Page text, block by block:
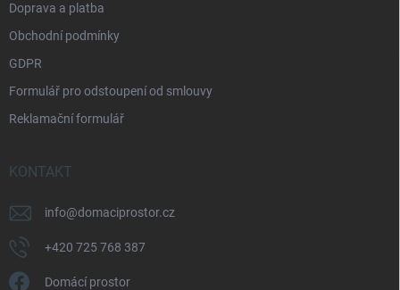
Doprava a platba
Obchodní podmínky
GDPR
Formulář pro odstoupení od smlouvy
Reklamační formulář
KONTAKT
info@domaciprostor.cz
+420 725 768 387
Domácí prostor